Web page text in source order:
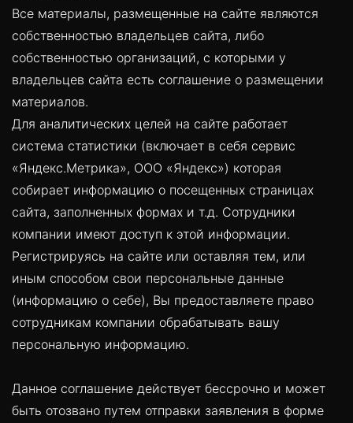
Все материалы, размещенные на сайте являются
собственностью владельцев сайта, либо
собственностью организаций, с которыми у
владельцев сайта есть соглашение о размещении
материалов.
Для аналитических целей на сайте работает
система статистики (включает в себя сервис
«Яндекс.Метрика», ООО «Яндекс») которая
собирает информацию о посещенных страницах
сайта, заполненных формах и т.д. Сотрудники
компании имеют доступ к этой информации.
Регистрируясь на сайте или оставляя тем, или
иным способом свои персональные данные
(информацию о себе), Вы предоставляете право
сотрудникам компании обрабатывать вашу
персональную информацию.
Данное соглашение действует бессрочно и может
быть отозвано путем отправки заявления в форме